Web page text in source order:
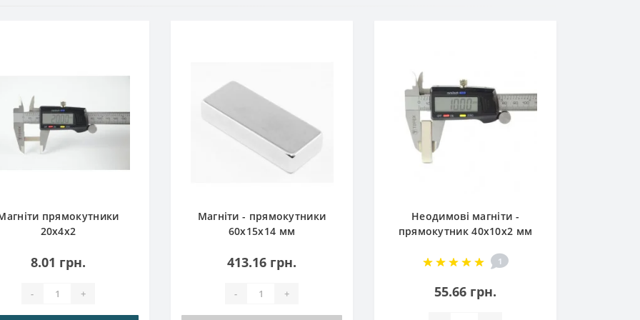
прямокутники
20x4x2
8.01 грн.
- +
Магніти - прямокутники
60x15x14 мм
413.16 грн.
- +
Неодимові магніти -
прямокутник 40x10x2 мм
1
55.66 грн.